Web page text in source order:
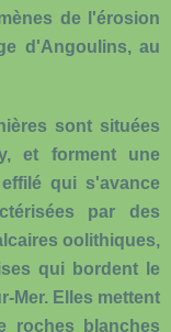
de l'érosion
d'Angoulins, au
sont situées
et forment une
qui s'avance
par des
oolithiques,
qui bordent le
Mer. Elles mettent
roches blanches